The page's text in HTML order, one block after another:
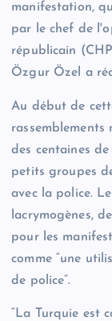
manifestation,
par le chef de
républicain
Özgur Özel a
Au début de
des centaines
petits groupes
avec la police.
lacrymogènes,
pour les
comme “une
de police”.
“La Turquie est